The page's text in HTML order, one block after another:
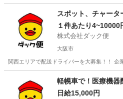
配送 積み込み
スポット、チャータ
１件あたり4~10000
株式会社ダック便
大阪市
関西エリアで配送ドライバーを大募集！！ 企
配送 スポット
軽幌車で！医療機器
日給15,000円